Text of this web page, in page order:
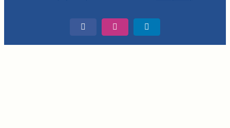
FacebookInstagramLinkedIn